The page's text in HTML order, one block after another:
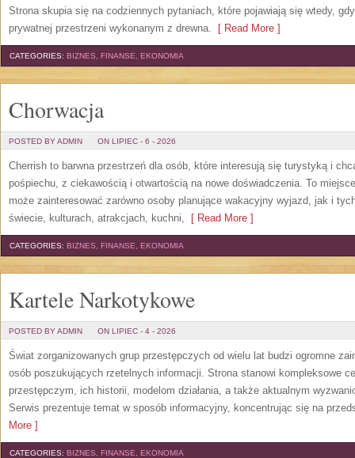
Strona skupia się na codziennych pytaniach, które pojawiają się wtedy,
prywatnej przestrzeni wykonanym z drewna. [ Read More ]
CATEGORIES: BIZNES, FINANSE, EKONOMIA
Chorwacja
POSTED BY ADMIN ON LIPIEC - 6 - 2026
Cherrish to barwna przestrzeń dla osób, które interesują się turystyką i
pośpiechu, z ciekawością i otwartością na nowe doświadczenia. To
może zainteresować zarówno osoby planujące wakacyjny wyjazd, jak i
świecie, kulturach, atrakcjach, kuchni, [ Read More ]
CATEGORIES: BIZNES, FINANSE, EKONOMIA
Kartele Narkotykowe
POSTED BY ADMIN ON LIPIEC - 4 - 2026
Świat zorganizowanych grup przestępczych od wielu lat budzi ogromne
osób poszukujących rzetelnych informacji. Strona stanowi kompleksowe
przestępczym, ich historii, modelom działania, a także aktualnym
Serwis prezentuje temat w sposób informacyjny, koncentrując się na
More ]
CATEGORIES: BIZNES, FINANSE, EKONOMIA